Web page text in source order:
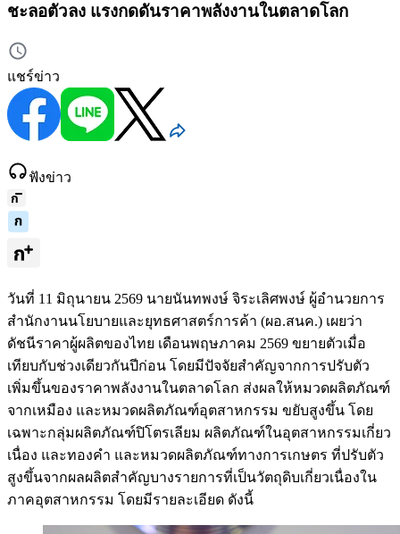
ชะลอตัวลง แรงกดดันราคาพลังงานในตลาดโลก
แชร์ข่าว
ฟังข่าว
วันที่ 11 มิถุนายน 2569 นายนันทพงษ์ จิระเลิศพงษ์ ผู้อำนวยการ
สำนักงานนโยบายและยุทธศาสตร์การค้า (ผอ.สนค.) เผยว่า
ดัชนีราคาผู้ผลิตของไทย เดือนพฤษภาคม 2569 ขยายตัวเมื่อ
เทียบกับช่วงเดียวกันปีก่อน โดยมีปัจจัยสำคัญจากการปรับตัว
เพิ่มขึ้นของราคาพลังงานในตลาดโลก ส่งผลให้หมวดผลิตภัณฑ์
จากเหมือง และหมวดผลิตภัณฑ์อุตสาหกรรม ขยับสูงขึ้น โดย
เฉพาะกลุ่มผลิตภัณฑ์ปิโตรเลียม ผลิตภัณฑ์ในอุตสาหกรรมเกี่ยว
เนื่อง และทองคำ และหมวดผลิตภัณฑ์ทางการเกษตร ที่ปรับตัว
สูงขึ้นจากผลผลิตสำคัญบางรายการที่เป็นวัตถุดิบเกี่ยวเนื่องใน
ภาคอุตสาหกรรม โดยมีรายละเอียด ดังนี้